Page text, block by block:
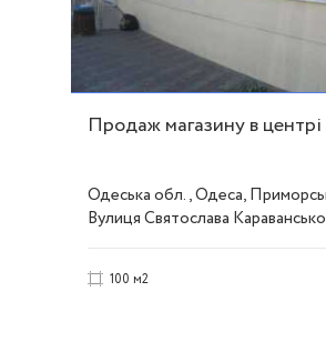
Продаж магазину в
Одеська обл., Одеса,
Вулиця Святослава
100 м2